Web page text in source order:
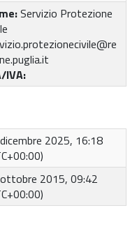
Servizio Protezione
IVA:
2025, 16:18
2015, 09:42